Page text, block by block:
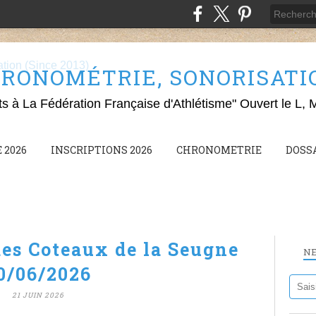
à La Fédération Française d'Athlétisme" Ouvert le L,
2026 INSCRIPTIONS 2026 CHRONOMETRIE
Coteaux de la Seugne
06/2026
21 JUIN 2026